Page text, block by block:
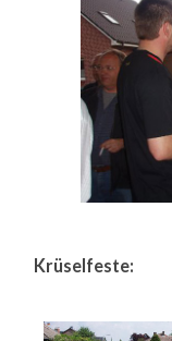
Krüselfeste: